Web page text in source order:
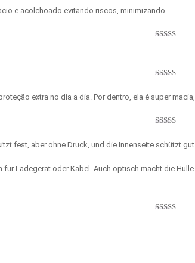
de 5
e acolchoado evitando riscos, minimizando
extra no dia a dia. Por dentro, ela é super macia,
de 5
fest, aber ohne Druck, und die Innenseite schützt gut
Ladegerät oder Kabel. Auch optisch macht die Hülle